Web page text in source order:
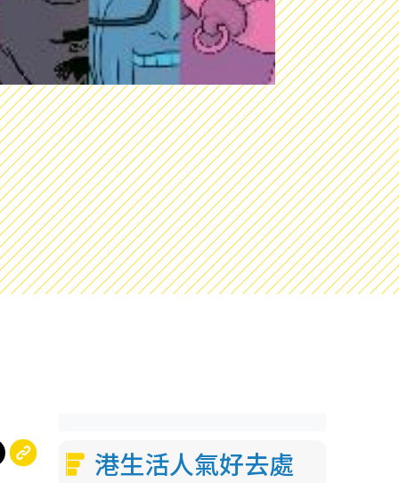
港生活人氣好去處